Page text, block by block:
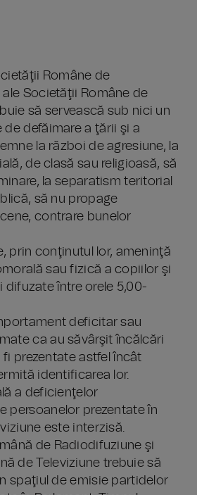
Române de
Societăţii Române de
să servească sub nici un
defăimare a ţării şi a
la război de agresiune, la
de clasă sau religioasă, să
la separatism teritorial
să nu propage
contrare bunelor
prin conţinutul lor, ameninţă
sau fizică a copiilor şi
difuzate între orele 5,00-
deficitar sau
ca au săvârşit încălcări
fi prezentate astfel încât
identificarea lor.
a deficienţelor
persoanelor prezentate în
este interzisă.
de Radiodifuziune şi
de Televiziune trebuie să
spaţiul de emisie partidelor